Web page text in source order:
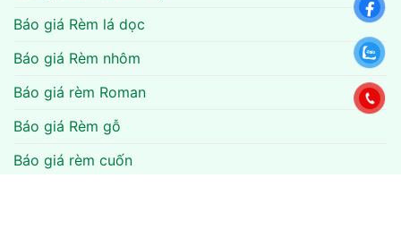
Báo giá Rèm lá dọc
Báo giá Rèm nhôm
Báo giá rèm Roman
Báo giá Rèm gỗ
Báo giá rèm cuốn